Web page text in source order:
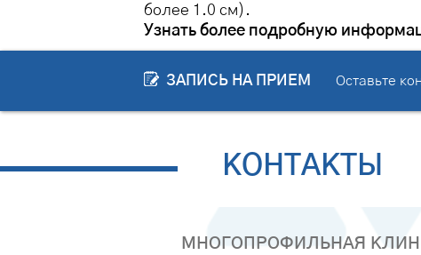
более 1.0 см).
Узнать более подробную
ЗАПИСЬ НА ПРИЕМ Оставьте
КОНТАКТЫ
МНОГОПРОФИЛЬНАЯ